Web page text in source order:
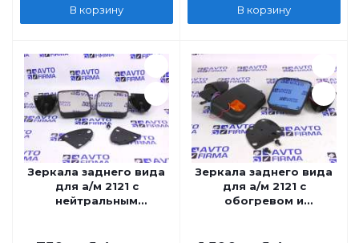
В корзину В корзину
Зеркала заднего вида
для а/м 2121 с
нейтральным
Зеркала заднего вида
для а/м 2121 с
обогревом и